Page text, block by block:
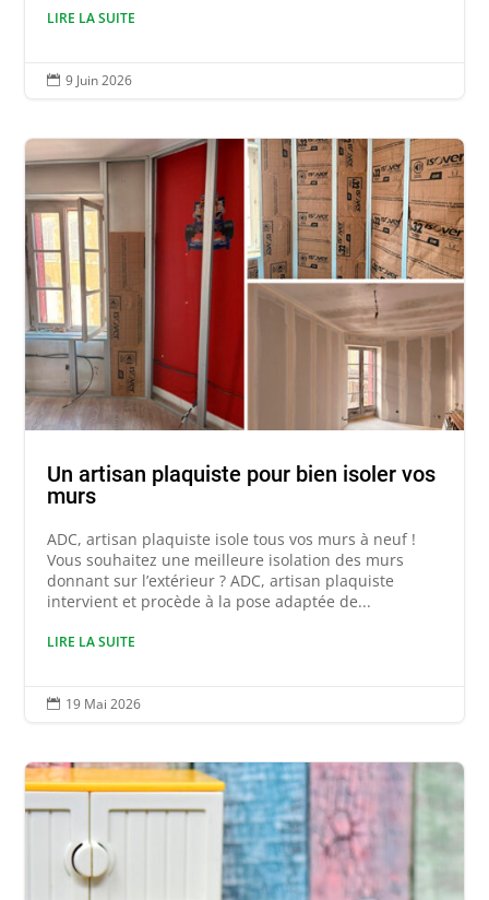
LIRE LA SUITE
 9 Juin 2026
Un artisan plaquiste pour bien isoler vos
murs
ADC, artisan plaquiste isole tous vos murs à neuf !
Vous souhaitez une meilleure isolation des murs
donnant sur l’extérieur ? ADC, artisan plaquiste
intervient et procède à la pose adaptée de...
LIRE LA SUITE
 19 Mai 2026